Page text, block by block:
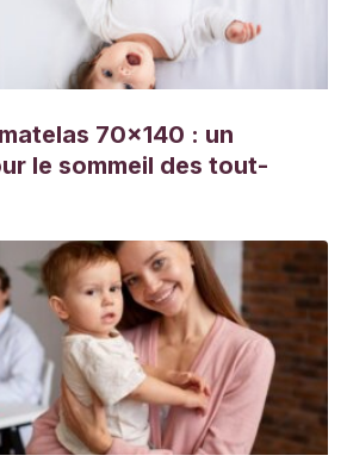
enferm .2014]-Medes [Internet].
Available from:
publication/93374
70x140 : un
le sommeil des tout-